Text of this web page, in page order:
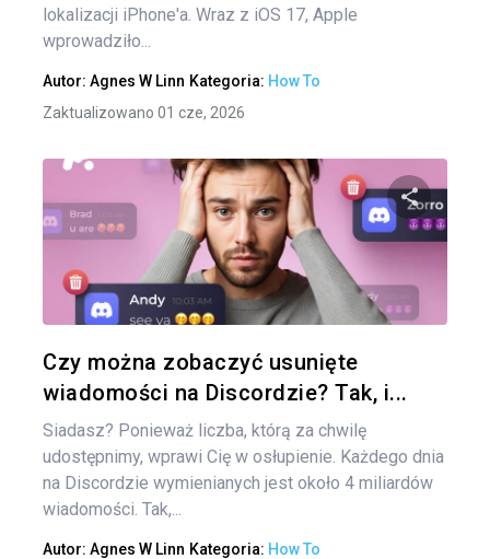
lokalizacji iPhone'a. Wraz z iOS 17, Apple
wprowadziło...
Autor: Agnes W Linn Kategoria: How To
Zaktualizowano 01 cze, 2026
Czy można zobaczyć usunięte
wiadomości na Discordzie? Tak, i...
Siadasz? Ponieważ liczba, którą za chwilę
udostępnimy, wprawi Cię w osłupienie. Każdego dnia
na Discordzie wymienianych jest około 4 miliardów
wiadomości. Tak,...
Autor: Agnes W Linn Kategoria: How To